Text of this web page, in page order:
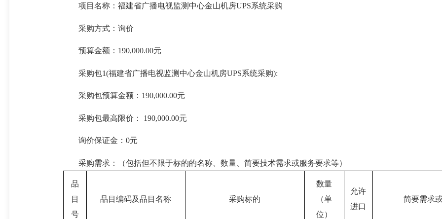
项目名称：福建省广播电视监测中心金山机房UPS系统采购
采购方式：询价
预算金额：190,000.00元
采购包1(福建省广播电视监测中心金山机房UPS系统采购):
采购包预算金额：190,000.00元
采购包最高限价： 190,000.00元
询价保证金：0元
采购需求：（包括但不限于标的的名称、数量、简要技术需求或服务要求等）
品
目
号
品目编码及品目名称 采购标的
数量
（单
位）
允许
进口
简要需求